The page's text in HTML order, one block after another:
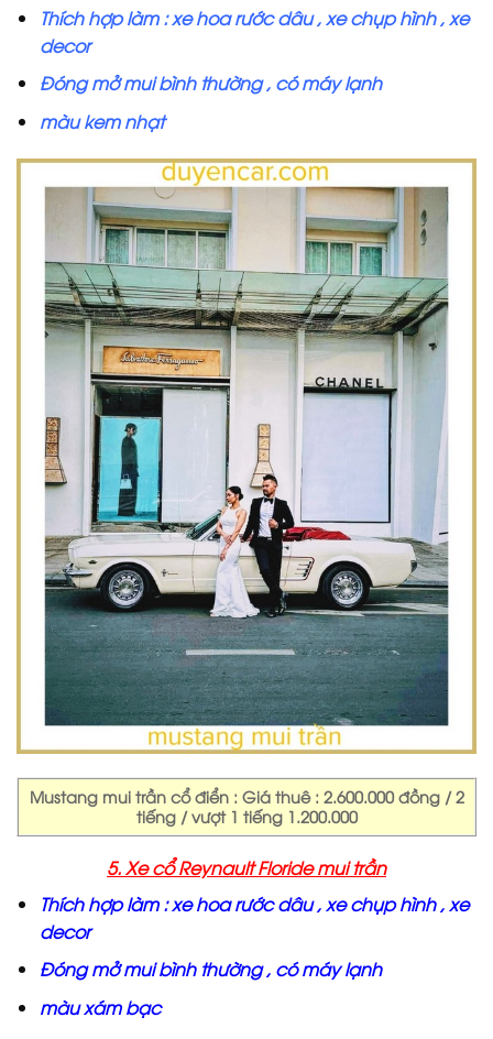
Thích hợp làm : xe hoa rước dâu , xe chụp hình , xe
decor
Đóng mở mui bình thường , có máy lạnh
màu kem nhạt
Mustang mui trần cổ điển : Giá thuê : 2.600.000 đồng / 2
tiếng / vượt 1 tiếng 1.200.000
5. Xe cổ Reynault Floride mui trần
Thích hợp làm : xe hoa rước dâu , xe chụp hình , xe
decor
Đóng mở mui bình thường , có máy lạnh
màu xám bạc